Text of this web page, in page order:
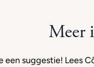
Meer
een suggestie! Lees